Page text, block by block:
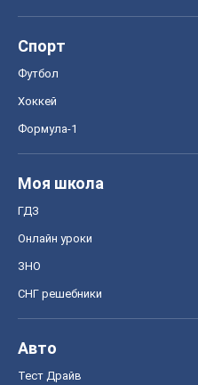
Спорт
Футбол
Хоккей
Формула-1
Моя школа
ГДЗ
Онлайн уроки
ЗНО
СНГ решебники
Авто
Тест Драйв